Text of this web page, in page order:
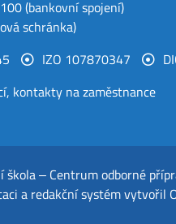
(bankovní spojení)
schránka)
IZO 107870347
kontakty na zaměstnance
škola ‒ Centrum odborné
a redakční systémvytvořil